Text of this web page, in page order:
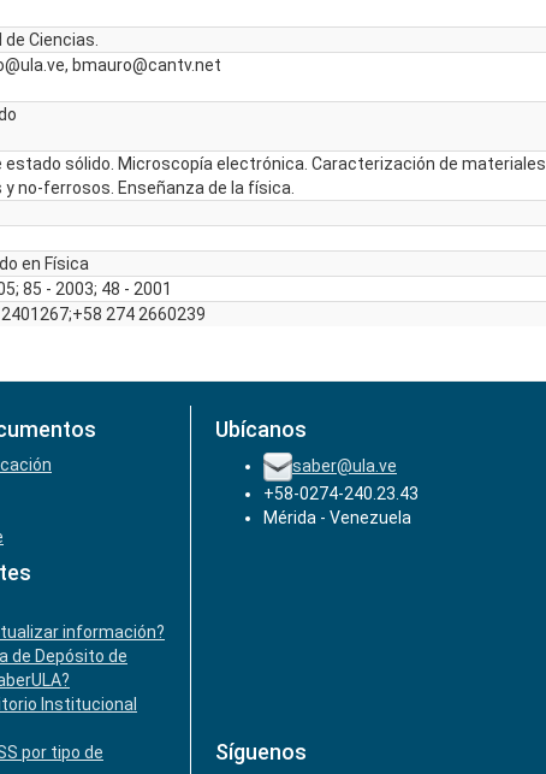
de Ciencias.
bmauro@cantv.net
estado sólido. Microscopía electrónica. Caracterización de materiales
no-ferrosos. Enseñanza de la física.
en Física
85 - 2003; 48 - 2001
274 2660239
información?
de Depósito de
Institucional
por tipo de
Ubícanos
saber@ula.ve
+58-0274-240.23.43
Mérida - Venezuela
Síguenos